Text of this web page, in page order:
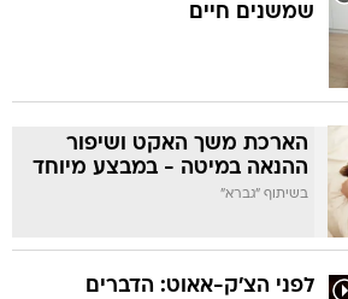
שמשנים חיים
הארכת משך האקט ושיפור
ההנאה במיטה - במבצע מיוחד
בשיתוף "גברא"
לפני הצ'ק-אאוט: הדברים